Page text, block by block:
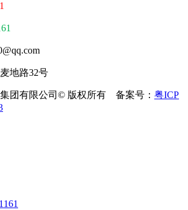
地路32号
团有限公司© 版权所有 备案号： 粤ICP